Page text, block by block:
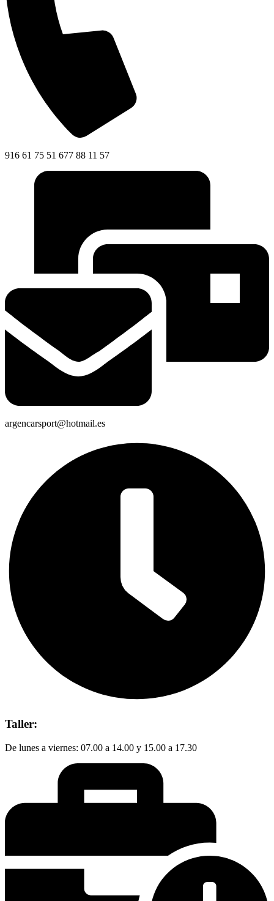
916 61 75 51 677 88 11 57
argencarsport@hotmail.es
Taller:
De lunes a viernes: 07.00 a 14.00 y 15.00 a 17.30